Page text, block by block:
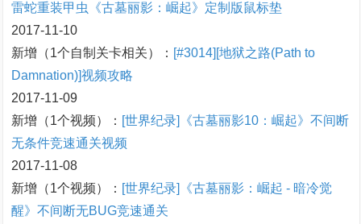
雷蛇重装甲虫《古墓丽影：崛起》定制版鼠标垫
2017-11-10
新增（1个自制关卡相关）： [#3014][地狱之路(Path to
Damnation)]视频攻略
2017-11-09
新增（1个视频）： [世界纪录]《古墓丽影10：崛起》不间断
无条件竞速通关视频
2017-11-08
新增（1个视频）： [世界纪录]《古墓丽影：崛起 - 暗冷觉
醒》不间断无BUG竞速通关